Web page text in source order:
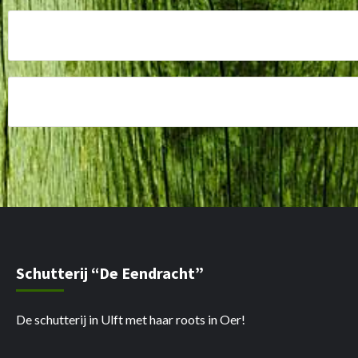
Schutterij “De Eendracht”
De schutterij in Ulft met haar roots in Oer!